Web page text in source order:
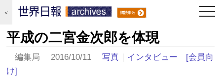
＜
平成の二宮金次郎を体現
編集局 2016/10/11写真 ｜ インタビュー
[会員向
け]